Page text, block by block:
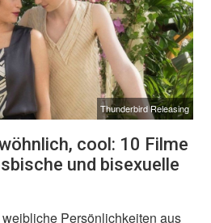
Thunderbird Releasing
cool: 10 Filme
und bisexuelle
Persönlichkeiten aus